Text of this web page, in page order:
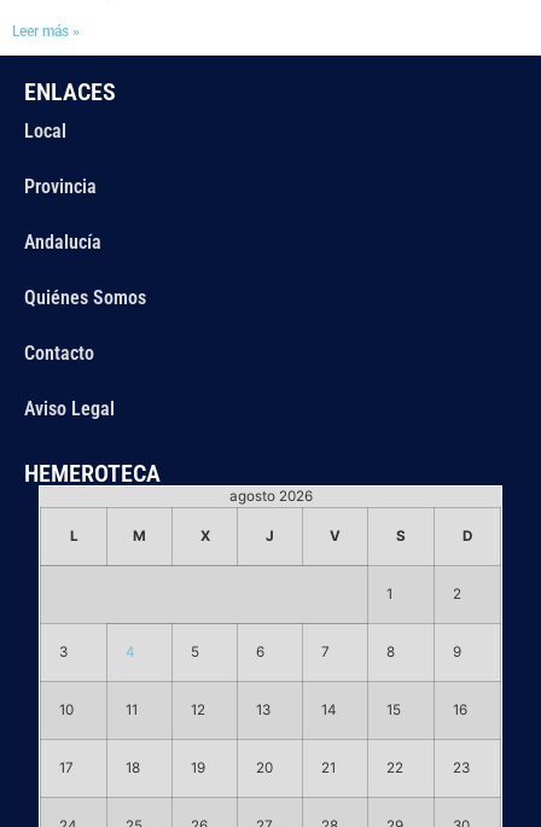
Leer más »
ENLACES
Local
Provincia
Andalucía
Quiénes Somos
Contacto
Aviso Legal
HEMEROTECA
agosto 2026
L M X J V S D
1 2
3 4 5 6 7 8 9
10 11 12 13 14 15 16
17 18 19 20 21 22 23